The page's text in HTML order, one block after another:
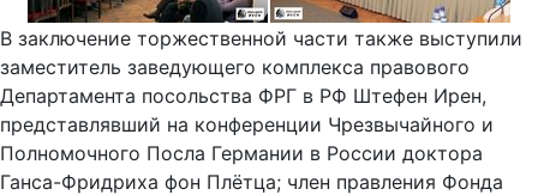
В заключение торжественной части также выступили
заместитель заведующего комплекса правового
Департамента посольства ФРГ в РФ Штефен Ирен,
представлявший на конференции Чрезвычайного и
Полномочного Посла Германии в России доктора
Ганса-Фридриха фон Плётца; член правления Фонда